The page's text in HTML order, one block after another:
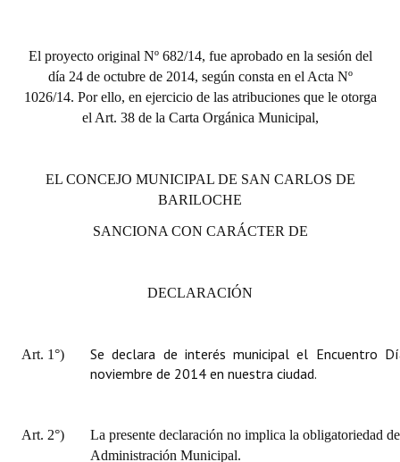
Ciudadano Ilustre - Registro
Banca del Vecino - Registro
Reconocimientos - Registro
Bariloche, Municipio intercultural
El proyecto original Nº 682/14, fue aprobado en la sesión del
día 24 de octubre de 2014, según consta en el Acta Nº
1026/14. Por ello, en ejercicio de las atribuciones que le otorga
el Art. 38 de la Carta Orgánica Municipal,
EL CONCEJO MUNICIPAL DE SAN CARLOS DE
BARILOCHE
SANCIONA CON CARÁCTER DE
DECLARACIÓN
Art. 1°)
Se declara de interés municipal el Encuentro
noviembre de 2014 en nuestra ciudad.
Art. 2°)
La presente declaración no implica la obligatoriedad
Administración Municipal.